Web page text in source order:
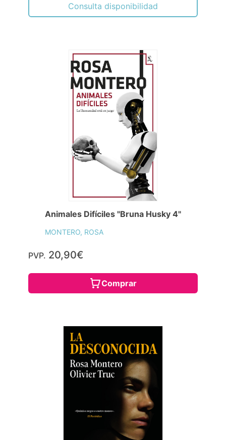
Consulta disponibilidad
Animales Difíciles "Bruna Husky 4"
MONTERO, ROSA
PVP. 20,90€
Comprar